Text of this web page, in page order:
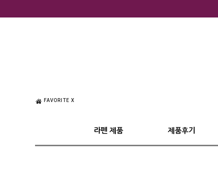
FAVORITE X
라펜 제품 제품후기